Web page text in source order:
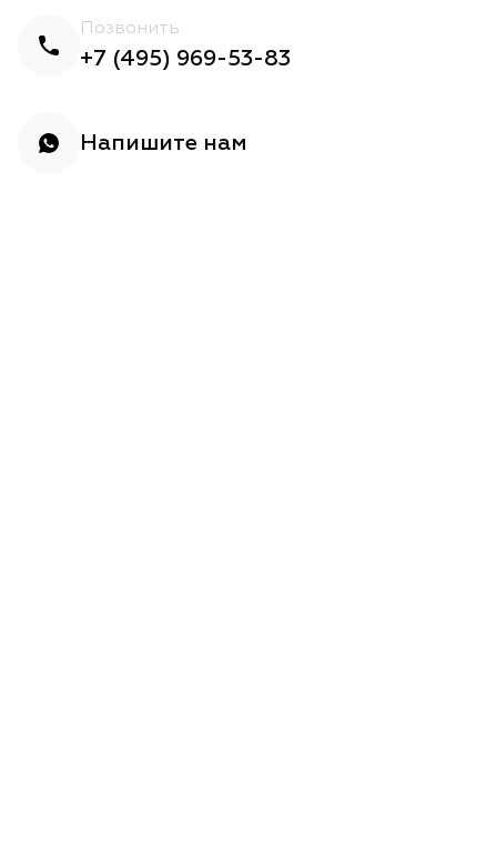
Позвонить
+7 (495) 969-53-83
Напишите нам